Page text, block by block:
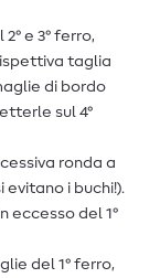
e 3° ferro,
taglia
di bordo
sul 4°
ronda a
i buchi!).
eccesso del 1°
del 1° ferro,